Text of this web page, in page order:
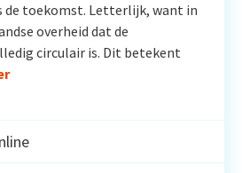
de toekomst. Letterlijk, want in
overheid dat de
circulair is. Dit betekent